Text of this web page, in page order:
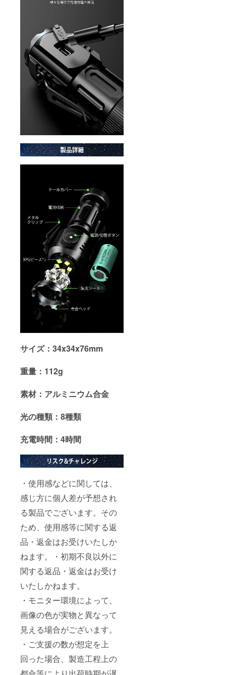
サイズ：34x34x76mm
重量：112g
素材：アルミニウム合金
光の種類：8種類
充電時間：4時間
・使用感などに関しては、
感じ方に個人差が予想され
る製品でございます。その
ため、使用感等に関する返
品・返金はお受けいたしか
ねます。・初期不良以外に
関する返品・返金はお受け
いたしかねます。
・モニター環境によって、
画像の色が実物と異なって
見える場合がございます。
・ご支援の数が想定を上
回った場合、製造工程上の